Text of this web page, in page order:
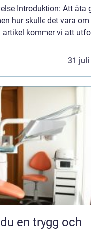
Introduktion: Att äta
hur skulle det vara om
kommer vi att
31 juli